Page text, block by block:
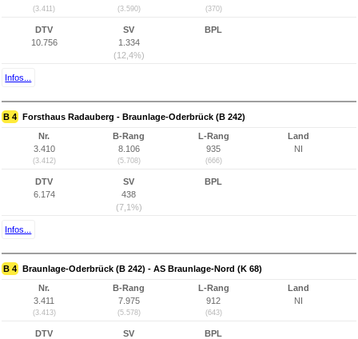
(3.411) (3.590) (370)
DTV
10.756
SV
1.334
(12,4%)
BPL
Infos...
B 4 Forsthaus Radauberg - Braunlage-Oderbrück (B 242)
Nr.
3.410
(3.412)
B-Rang
8.106
(5.708)
L-Rang
935
(666)
Land
NI
DTV
6.174
SV
438
(7,1%)
BPL
Infos...
B 4 Braunlage-Oderbrück (B 242) - AS Braunlage-Nord (K 68)
Nr.
3.411
(3.413)
B-Rang
7.975
(5.578)
L-Rang
912
(643)
Land
NI
DTV
SV
BPL